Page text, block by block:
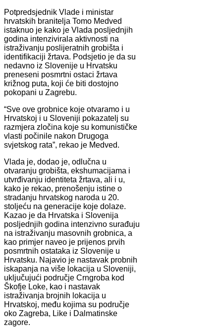
Potpredsjednik Vlade i ministar
hrvatskih branitelja Tomo Medved
istaknuo je kako je Vlada posljednjih
godina intenzivirala aktivnosti na
istraživanju poslijeratnih grobišta i
identifikaciji žrtava. Podsjetio je da su
nedavno iz Slovenije u Hrvatsku
preneseni posmrtni ostaci žrtava
križnog puta, koji će biti dostojno
pokopani u Zagrebu.
“Sve ove grobnice koje otvaramo i u
Hrvatskoj i u Sloveniji pokazatelj su
razmjera zločina koje su komunističke
vlasti počinile nakon Drugoga
svjetskog rata”, rekao je Medved.
Vlada je, dodao je, odlučna u
otvaranju grobišta, ekshumacijama i
utvrđivanju identiteta žrtava, ali i u,
kako je rekao, prenošenju istine o
stradanju hrvatskog naroda u 20.
stoljeću na generacije koje dolaze.
Kazao je da Hrvatska i Slovenija
posljednjih godina intenzivno surađuju
na istraživanju masovnih grobnica, a
kao primjer naveo je prijenos prvih
posmrtnih ostataka iz Slovenije u
Hrvatsku. Najavio je nastavak probnih
iskapanja na više lokacija u Sloveniji,
uključujući područje Crngroba kod
Škofje Loke, kao i nastavak
istraživanja brojnih lokacija u
Hrvatskoj, među kojima su područje
oko Zagreba, Like i Dalmatinske
zagore.